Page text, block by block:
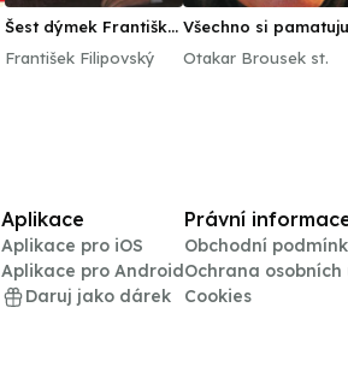
Šest dýmek Františka
František Filipovský
Všechno si
Otakar Brousek st.
Aplikace
Aplikace pro iOS
Aplikace pro Android
Daruj jako dárek
Právní
Obchodní
Ochrana osobních
Cookies